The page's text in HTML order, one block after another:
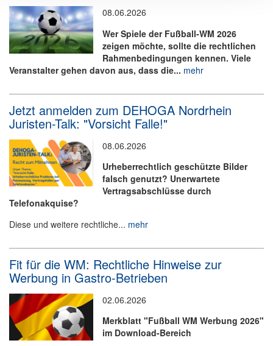
08.06.2026
Wer Spiele der Fußball-WM 2026
zeigen möchte, sollte die rechtlichen
Rahmenbedingungen kennen. Viele
Veranstalter gehen davon aus, dass die... mehr
Jetzt anmelden zum DEHOGA Nordrhein
Juristen-Talk: "Vorsicht Falle!"
08.06.2026
Urheberrechtlich geschützte Bilder
falsch genutzt? Unerwartete
Vertragsabschlüsse durch
Telefonakquise?
Diese und weitere rechtliche... mehr
Fit für die WM: Rechtliche Hinweise zur
Werbung in Gastro-Betrieben
02.06.2026
Merkblatt "Fußball WM Werbung 2026"
im Download-Bereich